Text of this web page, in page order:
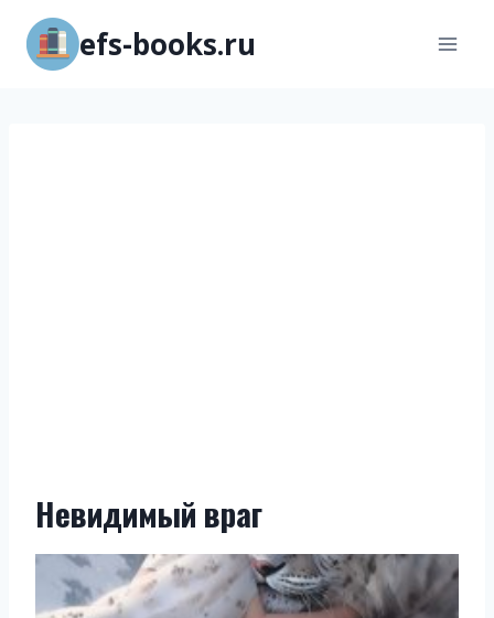
Перейти
содержимому
efs-books.ru
Невидимый враг